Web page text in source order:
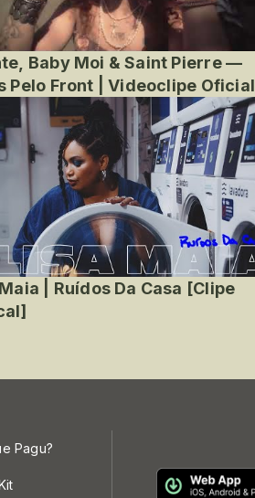
Baby Moi & Saint Pierre —
Pelo Front | Videoclipe Oficial
| Ruídos Da Casa [Clipe
Pagu?